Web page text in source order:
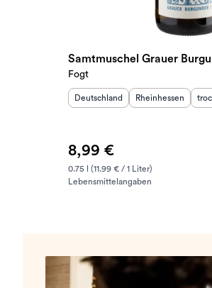
Samtmuschel Grauer
Fogt
Herkunftsland
Deutschland Herkunftsregion :
Rheinhessen
8,99 €
0.75 l (11.99 € / 1 Liter)
Lebensmittelangaben